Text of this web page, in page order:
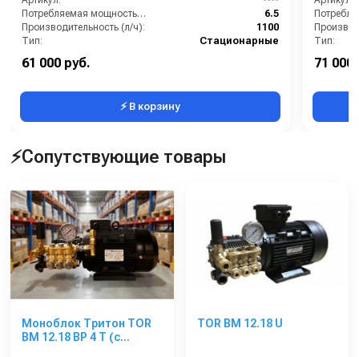
Потребляемая мощность (кВт):
6.5
Производительность (л/ч):
1100
Тип:
Стационарные
Страна-производитель:
Рабочее давление (бар):
61 000 руб.
⚡ В корзину
Тип:
Рабочее
71 000
⚡Сопутствующие товары
Моноблок Тритон TOR
ВМ 12.18 ВР 4 Т (с
TOR BM 12.18 U